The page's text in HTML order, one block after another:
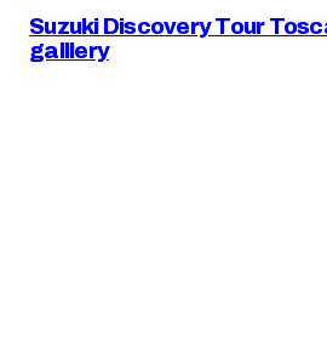
Suzuki Discovery Tour
galllery